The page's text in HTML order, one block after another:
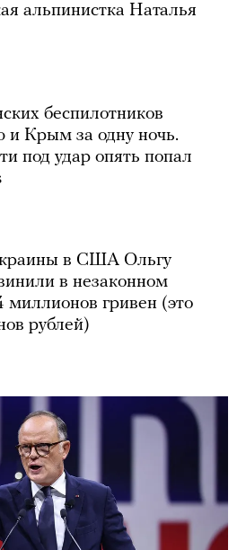
альпинистка Наталья
беспилотников
и Крым за одну ночь.
под удар опять попал
в США Ольгу
в незаконном
миллионов гривен (это
рублей)